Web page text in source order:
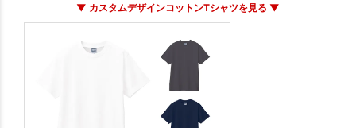
▼ カスタムデザインコットンTシャツを見る ▼